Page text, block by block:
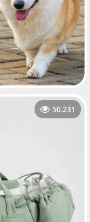
50.231